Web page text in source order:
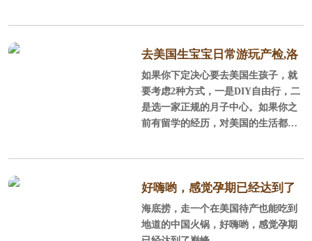
去美国生宝宝日常游玩产检,洛
杉矶待产记
如果你下定决心要去美国生孩子，就
要考虑2种方式，一是DIY自由行，二
是选一家正规的月子中心。如果你之
前有留学的经历，对美国的生活都还
公停止工作，陪产的性价比不如找个
月子中心。一般对美国不太熟悉，或
者只是游玩过，同行的人也都不会外
语或者没有国外生活经历，建议订月
好嗨哟，感觉孕期已经达到了
巅峰
海底捞，走一个在美国待产也能吃到
地道的中国火锅，好嗨哟，感觉孕期